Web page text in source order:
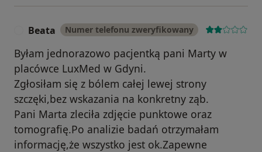
Beata Numer telefonu zweryfikowany
Byłam jednorazowo pacjentką pani Marty w
placówce LuxMed w Gdyni.
Zgłosiłam się z bólem całej lewej strony
szczęki,bez wskazania na konkretny ząb.
Pani Marta zleciła zdjęcie punktowe oraz
tomografię.Po analizie badań otrzymałam
informację,że wszystko jest ok.Zapewne